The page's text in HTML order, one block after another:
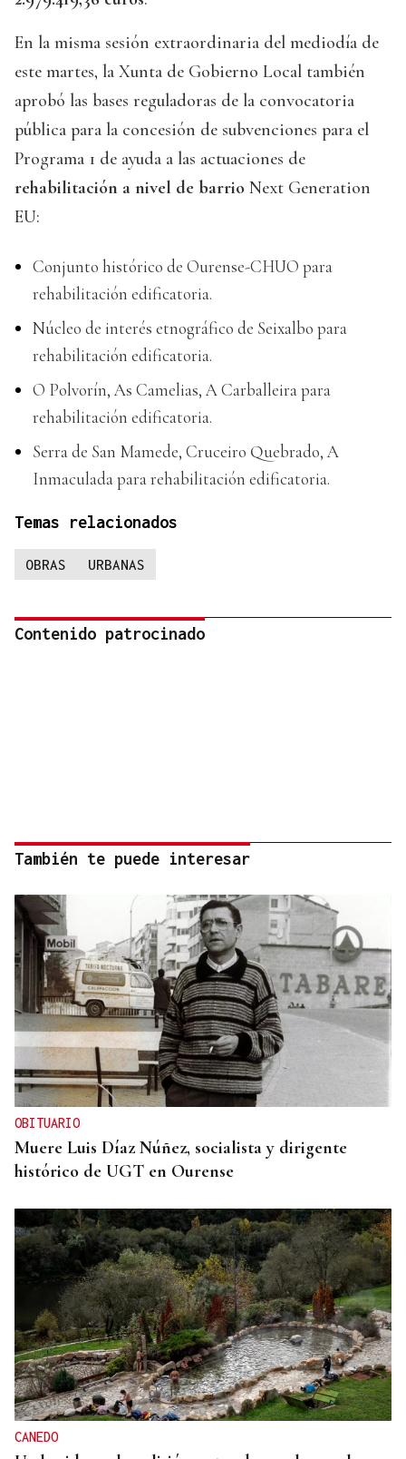
En la misma sesión extraordinaria del mediodía de
este martes, la Xunta de Gobierno Local también
aprobó las bases reguladoras de la convocatoria
pública para la concesión de subvenciones para el
Programa 1 de ayuda a las actuaciones de
rehabilitación a nivel de barrio Next Generation
EU:
Conjunto histórico de Ourense-CHUO para
rehabilitación edificatoria.
Núcleo de interés etnográfico de Seixalbo para
rehabilitación edificatoria.
O Polvorín, As Camelias, A Carballeira para
rehabilitación edificatoria.
Serra de San Mamede, Cruceiro Quebrado, A
Inmaculada para rehabilitación edificatoria.
Temas relacionados
OBRAS URBANAS
Contenido patrocinado
También te puede interesar
OBITUARIO
Muere Luis Díaz Núñez, socialista y dirigente
histórico de UGT en Ourense
CANEDO